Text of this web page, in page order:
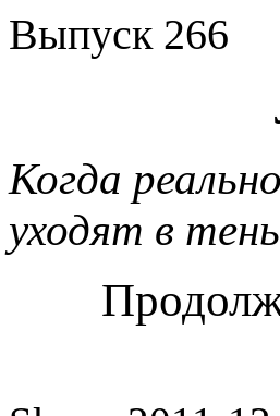
Выпуск 266
Когда
уходят в